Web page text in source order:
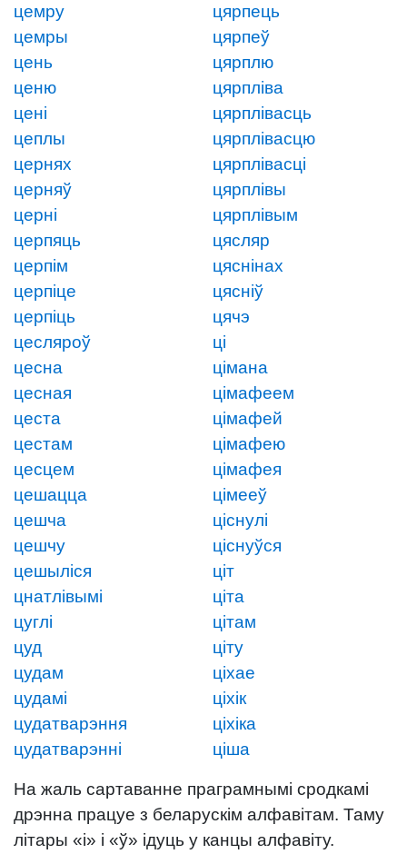
цемру
цемры
цень
ценю
цені
цеплы
цернях
церняў
церні
церпяць
церпім
церпіце
церпіць
цесляроў
цесна
цесная
цеста
цестам
цесцем
цешацца
цешча
цешчу
цешыліся
цнатлівымі
цуглі
цуд
цудам
цудамі
цудатварэння
цудатварэнні
цярпець
цярпеў
цярплю
цярпліва
цярплівасць
цярплівасцю
цярплівасці
цярплівы
цярплівым
цясляр
цяснінах
цясніў
цячэ
ці
цімана
цімафеем
цімафей
цімафею
цімафея
цімееў
ціснулі
ціснуўся
ціт
ціта
цітам
ціту
ціхае
ціхік
ціхіка
ціша
На жаль сартаванне праграмнымі сродкамі
дрэнна працуе з беларускім алфавітам. Таму
літары «і» і «ў» ідуць у канцы алфавіту.